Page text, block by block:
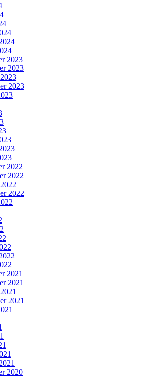
2023
2023
2023
2022
2022
2022
2021
2021
2021
2020